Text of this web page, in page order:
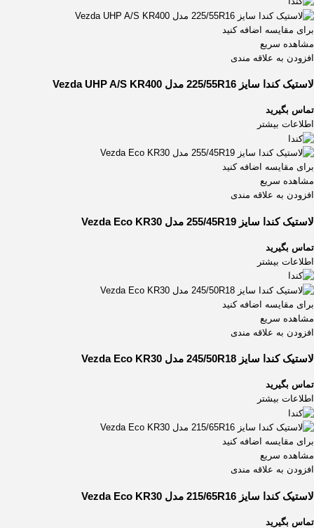
برای مقایسه اضافه کنید
مشاهده سریع
افزودن به علاقه مندی
لاستیک کندا سایز 225/55R16 مدل Vezda UHP A/S KR400
تماس بگیرید
اطلاعات بیشتر
برای مقایسه اضافه کنید
مشاهده سریع
افزودن به علاقه مندی
لاستیک کندا سایز 255/45R19 مدل Vezda Eco KR30
تماس بگیرید
اطلاعات بیشتر
برای مقایسه اضافه کنید
مشاهده سریع
افزودن به علاقه مندی
لاستیک کندا سایز 245/50R18 مدل Vezda Eco KR30
تماس بگیرید
اطلاعات بیشتر
برای مقایسه اضافه کنید
مشاهده سریع
افزودن به علاقه مندی
لاستیک کندا سایز 215/65R16 مدل Vezda Eco KR30
تماس بگیرید